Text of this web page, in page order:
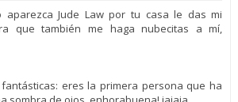
aparezca Jude Law por tu casa le das mi
que también me haga nubecitas a mí,
eres la primera persona que ha